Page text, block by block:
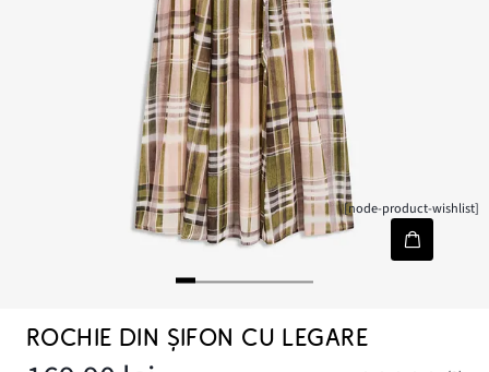
[node-product-wishlist]
ROCHIE DIN ȘIFON CU LEGARE